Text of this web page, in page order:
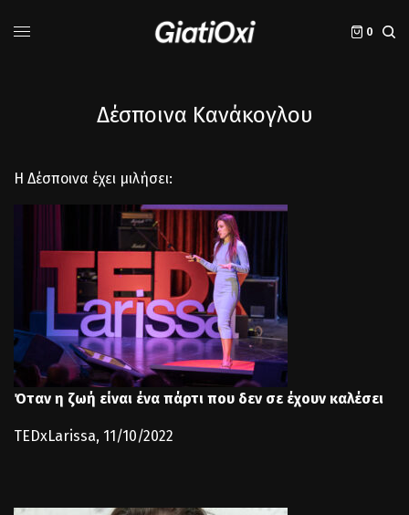
0
Δέσποινα Κανάκογλου
Η Δέσποινα έχει μιλήσει:
Όταν η ζωή είναι ένα πάρτι που δεν σε έχουν καλέσει
TEDxLarissa, 11/10/2022